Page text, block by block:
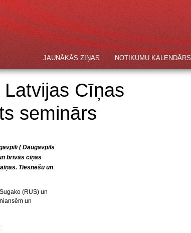
NOTIKUMU KALENDĀRS
JAUNĀKĀS ZIŅAS
Cīņas
seminārs
( Daugavpils
brīvās cīņas
Tiesnešu un
(RUS) un
un